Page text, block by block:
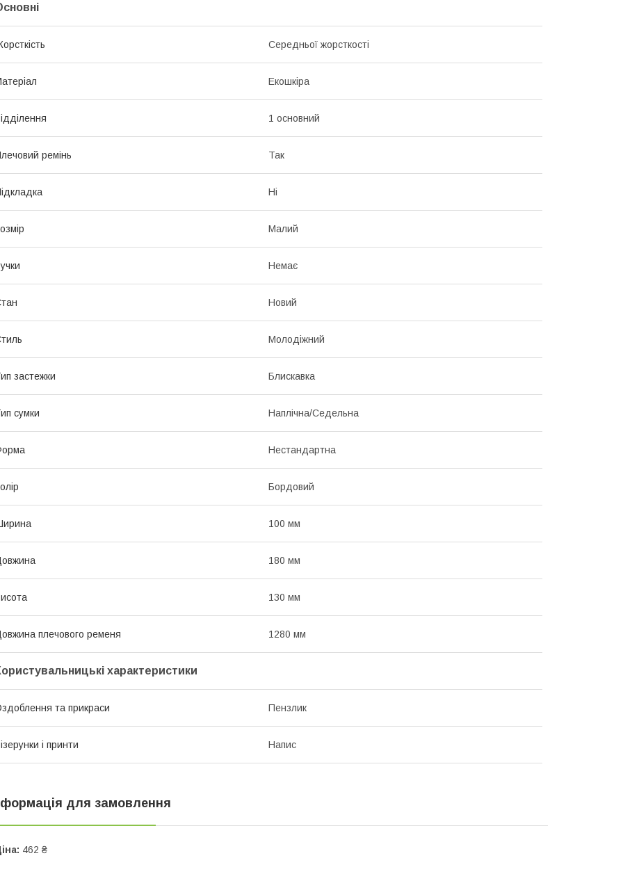
Середньої жорсткості
Екошкіра
1 основний
ремінь Так
Ні
Малий
Немає
Новий
Молодіжний
застежки Блискавка
сумки Наплічна/Седельна
Нестандартна
Бордовий
100 мм
180 мм
130 мм
плечового ременя 1280 мм
характеристики
та прикраси Пензлик
і принти Напис
для замовлення
462 ₴